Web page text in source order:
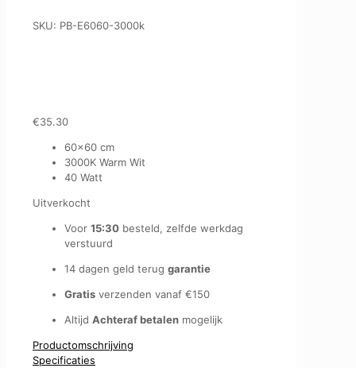
SKU: PB-E6060-3000k
€35.30
60×60 cm
3000K Warm Wit
40 Watt
Uitverkocht
Voor 15:30 besteld, zelfde werkdag
verstuurd
14 dagen geld terug garantie
Gratis verzenden vanaf €150
Altijd Achteraf betalen mogelijk
Productomschrijving
Specificaties